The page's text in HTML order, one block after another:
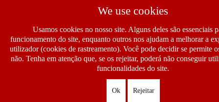
We use cookies
Usamos cookies no nosso site. Alguns deles são essenciais
funcionamento do site, enquanto outros nos ajudam a melhorar a
utilizador (cookies de rastreamento). Você pode decidir se permite
não. Tenha em atenção que, se os rejeitar, poderá não conseguir
funcionalidades do site.
Ok Rejeitar